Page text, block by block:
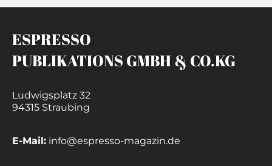
ESPRESSO
PUBLIKATIONS GMBH & CO.KG
Ludwigsplatz 32
94315 Straubing
E-Mail: info@espresso-magazin.de